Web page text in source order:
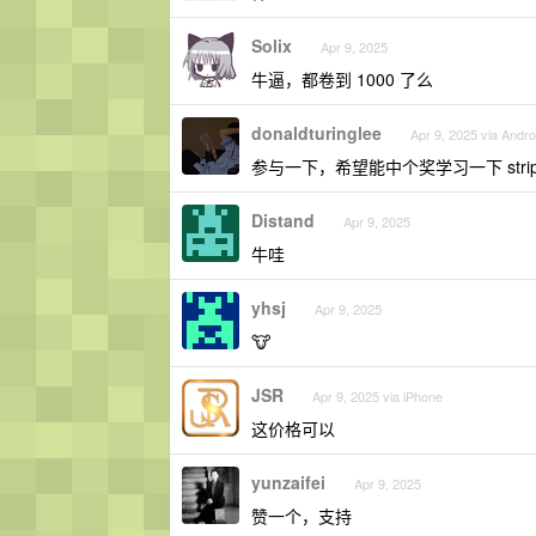
Solix Apr 9, 2025
牛逼，都卷到 1000 了么
donaldturinglee Apr 9, 2025 via
参与一下，希望能中个奖学习一下
Distand Apr 9, 2025
牛哇
yhsj Apr 9, 2025
🐮
JSR Apr 9, 2025 via iPhone
这价格可以
yunzaifei Apr 9, 2025
赞一个，支持